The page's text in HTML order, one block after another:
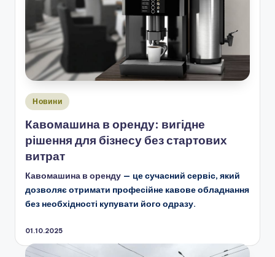
Опубліковано
Новини
Кавомашина в оренду: вигідне
рішення для бізнесу без стартових
витрат
Кавомашина в оренду — це сучасний сервіс, який
дозволяє отримати професійне кавове обладнання
без необхідності купувати його одразу.
01.10.2025